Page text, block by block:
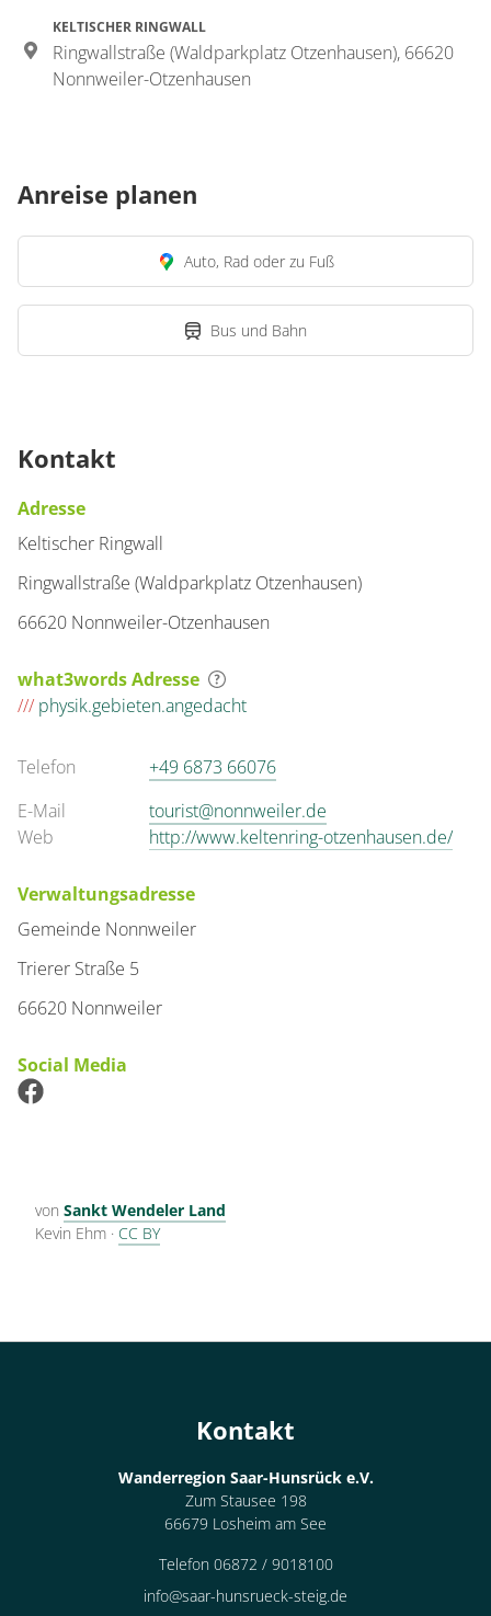
KELTISCHER RINGWALL
Ringwallstraße (Waldparkplatz Otzenhausen), 66620
Nonnweiler-Otzenhausen
Anreise planen
Auto, Rad oder zu Fuß
Bus und Bahn
Kontakt
Adresse
Keltischer Ringwall
Ringwallstraße (Waldparkplatz Otzenhausen)
66620 Nonnweiler-Otzenhausen
what3words Adresse
/// physik.gebieten.angedacht
Telefon
+49 6873 66076
E-Mail
tourist@nonnweiler.de
Web
http://www.keltenring-otzenhausen.de/
Verwaltungsadresse
Gemeinde Nonnweiler
Trierer Straße 5
66620 Nonnweiler
Social Media
von Sankt Wendeler Land
Kevin Ehm · CC BY
Kontakt
Wanderregion Saar-Hunsrück e.V.
Zum Stausee 198
66679 Losheim am See
Telefon 06872 / 9018100
info@saar-hunsrueck-steig.de